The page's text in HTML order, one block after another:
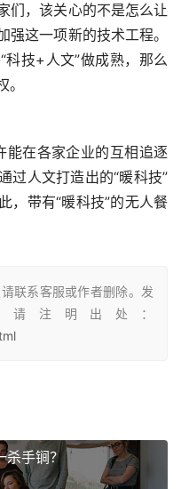
们，该关心的不是怎么让
这一项新的技术工程。
技+人文”做成熟，那么
过人文打造出的“暖科技”
，带有“暖科技”的无人餐
联系客服或作者删除。发
请注明出处：
杀手锏？